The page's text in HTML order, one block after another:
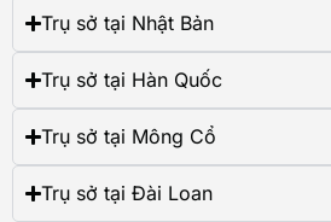
Trụ sở tại Nhật Bản
Trụ sở tại Hàn Quốc
Trụ sở tại Mông Cổ
Trụ sở tại Đài Loan